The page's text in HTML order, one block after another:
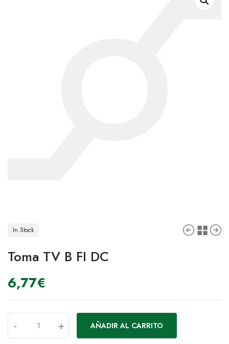
In Stock
Toma TV B FI DC
6,77€
- + AÑADIR AL CARRITO